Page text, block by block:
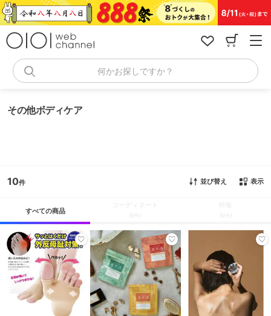
コ
ン
何かお探しですか？
その他ボディケア
10 並び替え 表示
すべての商品
(0件) (0件)